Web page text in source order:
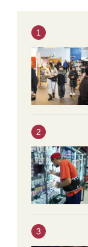
1
2
3